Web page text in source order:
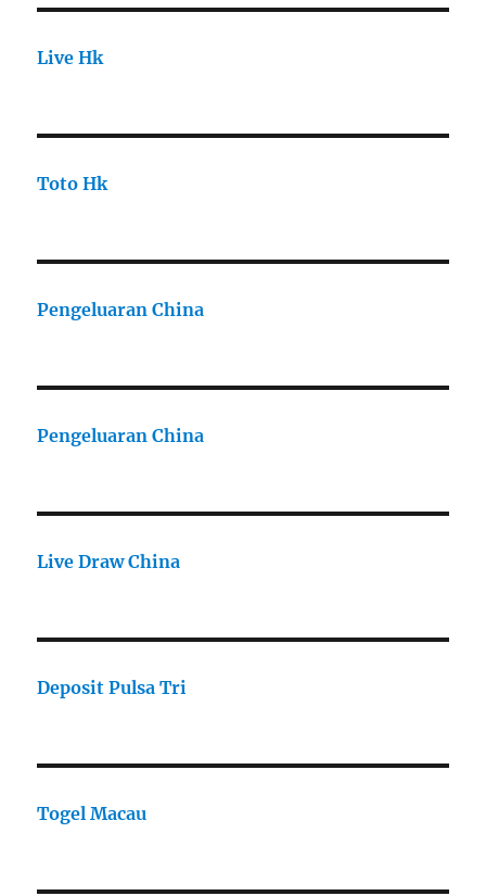
Live Hk
Toto Hk
Pengeluaran China
Pengeluaran China
Live Draw China
Deposit Pulsa Tri
Togel Macau